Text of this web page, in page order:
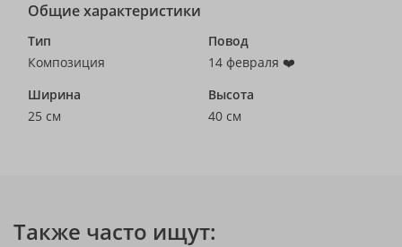
Общие характеристики
Тип
Композиция
Повод
14 февраля ❤️
Ширина
25 см
Высота
40 см
Также часто ищут: